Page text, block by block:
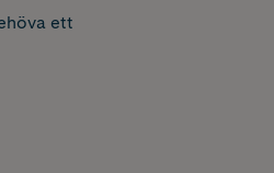
ett